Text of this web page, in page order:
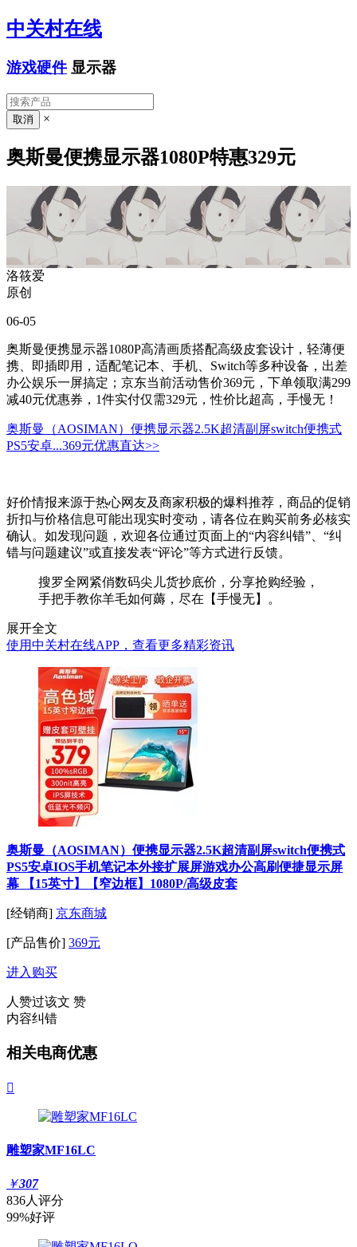
中关村在线
游戏硬件 显示器
×
奥斯曼便携显示器1080P特惠329元
洛筱爱
原创
06-05
奥斯曼便携显示器1080P高清画质搭配高级皮套设计，轻薄便
携、即插即用，适配笔记本、手机、Switch等多种设备，出差
办公娱乐一屏搞定；京东当前活动售价369元，下单领取满299
减40元优惠券，1件实付仅需329元，性价比超高，手慢无！
奥斯曼（AOSIMAN）便携显示器2.5K超清副屏switch便携式
PS5安卓...369元优惠直达>>
好价情报来源于热心网友及商家积极的爆料推荐，商品的促销
折扣与价格信息可能出现实时变动，请各位在购买前务必核实
确认。如发现问题，欢迎各位通过页面上的“内容纠错”、“纠
错与问题建议”或直接发表“评论”等方式进行反馈。
搜罗全网紧俏数码尖儿货抄底价，分享抢购经验，
手把手教你羊毛如何薅，尽在【手慢无】。
展开全文
使用中关村在线APP，查看更多精彩资讯
奥斯曼（AOSIMAN）便携显示器2.5K超清副屏switch便携式
PS5安卓IOS手机笔记本外接扩展屏游戏办公高刷便捷显示屏
幕 【15英寸】【窄边框】1080P/高级皮套
[经销商] 京东商城
[产品售价] 369元
进入购买
人赞过该文 赞
内容纠错
相关电商优惠

雕塑家MF16LC
￥307
836人评分
99%好评